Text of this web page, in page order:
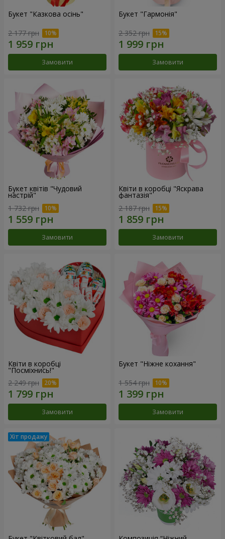
Букет "Казкова осінь"
2 177 грн
Замовити
Букет "Гармонія"
2 352 грн
Замовити
Букет квітів "Чудовий
настрій"
1 732 грн
Замовити
Квіти в коробці "Яскрава
фантазія"
2 187 грн
Замовити
Квіти в коробці
"Посміхнись!"
2 249 грн
Замовити
Букет "Ніжне кохання"
1 554 грн
Замовити